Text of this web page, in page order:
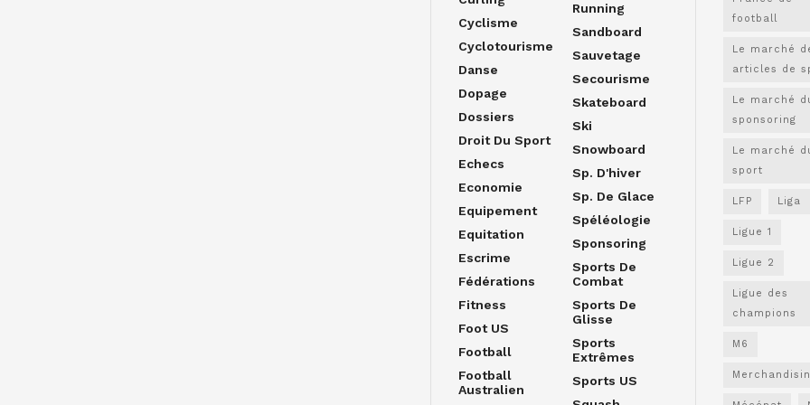
Cyclisme
Cyclotourisme
Danse
Dopage
Dossiers
Droit Du Sport
Echecs
Economie
Equipement
Equitation
Escrime
Fédérations
Fitness
Foot US
Football
Football
Australien
Running
Sandboard
Sauvetage
Secourisme
Skateboard
Ski
Snowboard
Sp. D'hiver
Sp. De Glace
Spéléologie
Sponsoring
Sports De
Combat
Sports De
Glisse
Sports
Extrêmes
Sports US
football
Le marché
articles de
Le marché
sponsoring
Le marché
sport
LFP Liga
Ligue 1
Ligue 2
Ligue des
champions
M6